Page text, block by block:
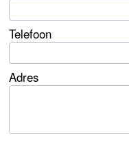
Telefoon
Adres